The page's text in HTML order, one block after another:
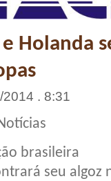
e Holanda
2014 . 8:31
brasileira
seu algoz